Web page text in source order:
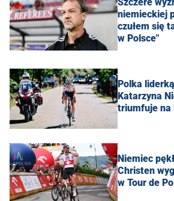
niemieckiej
czułem się
w Polsce"
Polka
Katarzyna
triumfuje na
Niemiec
Christen
w Tour de